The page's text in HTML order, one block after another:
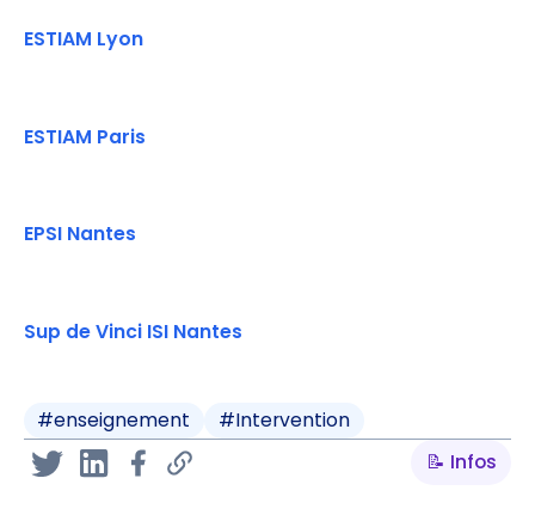
ESTIAM Lyon
ESTIAM Paris
EPSI Nantes
Sup de Vinci ISI Nantes
#enseignement #Intervention
📝 Infos